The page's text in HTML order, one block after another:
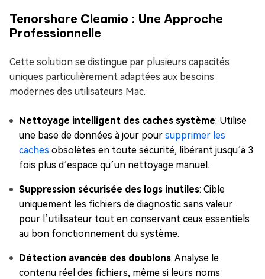
Tenorshare Cleamio : Une Approche
Professionnelle
Cette solution se distingue par plusieurs capacités
uniques particulièrement adaptées aux besoins
modernes des utilisateurs Mac.
Nettoyage intelligent des caches système: Utilise
une base de données à jour pour supprimer les
caches obsolètes en toute sécurité, libérant jusqu’à 3
fois plus d’espace qu’un nettoyage manuel.
Suppression sécurisée des logs inutiles: Cible
uniquement les fichiers de diagnostic sans valeur
pour l’utilisateur tout en conservant ceux essentiels
au bon fonctionnement du système.
Détection avancée des doublons: Analyse le
contenu réel des fichiers, même si leurs noms